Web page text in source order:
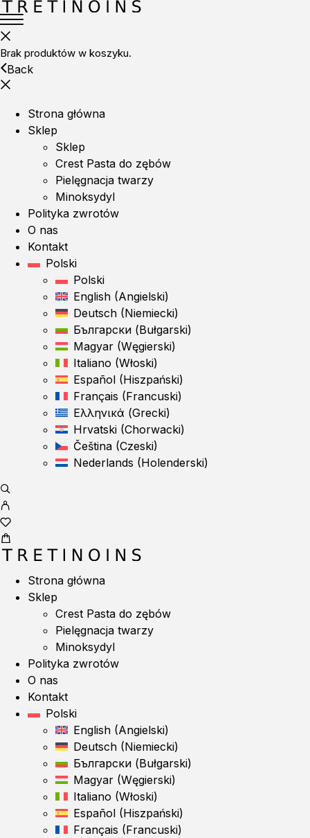
Brak produktów w koszyku.
Back
Strona główna
Sklep
Sklep
Crest Pasta do zębów
Pielęgnacja twarzy
Minoksydyl
Polityka zwrotów
O nas
Kontakt
Polski
Polski
English (Angielski)
Deutsch (Niemiecki)
Български (Bułgarski)
Magyar (Węgierski)
Italiano (Włoski)
Español (Hiszpański)
Français (Francuski)
Ελληνικά (Grecki)
Hrvatski (Chorwacki)
Čeština (Czeski)
Nederlands (Holenderski)
Strona główna
Sklep
Crest Pasta do zębów
Pielęgnacja twarzy
Minoksydyl
Polityka zwrotów
O nas
Kontakt
Polski
English (Angielski)
Deutsch (Niemiecki)
Български (Bułgarski)
Magyar (Węgierski)
Italiano (Włoski)
Español (Hiszpański)
Français (Francuski)